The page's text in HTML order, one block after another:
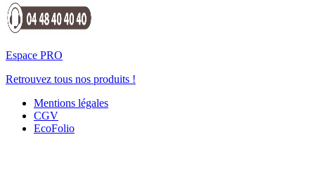
Espace PRO
Retrouvez tous nos produits !
Mentions légales
CGV
EcoFolio